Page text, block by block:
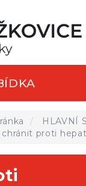
HLAVNÍ
chránit proti